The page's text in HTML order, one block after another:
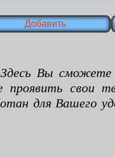
Добавить
Вы сможете
свои
для Вашего